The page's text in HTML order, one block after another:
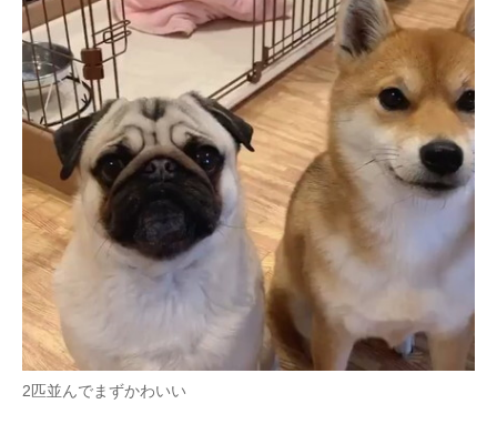
モノづくり技術者専門サイト
エレクトロニクス専門サイト
電子設計の基本と応用
エネルギーの専門メディア
建設×テクノロジーの最前線
ちょっと気になるネットの話題
2匹並んでまずかわいい